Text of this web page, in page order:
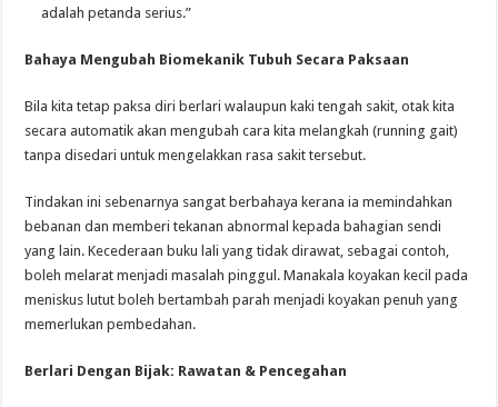
adalah petanda serius.”
Bahaya Mengubah Biomekanik Tubuh Secara Paksaan
Bila kita tetap paksa diri berlari walaupun kaki tengah sakit, otak kita
secara automatik akan mengubah cara kita melangkah (running gait)
tanpa disedari untuk mengelakkan rasa sakit tersebut.
Tindakan ini sebenarnya sangat berbahaya kerana ia memindahkan
bebanan dan memberi tekanan abnormal kepada bahagian sendi
yang lain. Kecederaan buku lali yang tidak dirawat, sebagai contoh,
boleh melarat menjadi masalah pinggul. Manakala koyakan kecil pada
meniskus lutut boleh bertambah parah menjadi koyakan penuh yang
memerlukan pembedahan.
Berlari Dengan Bijak: Rawatan & Pencegahan